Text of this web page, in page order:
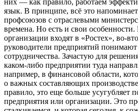
них — как правило, работаем
язык. В принципе, всё это
профсоюзов с отраслевыми
времена. Но есть и свои
организации входят в «Ростех», во-
руководители предприятий понимают
сотрудничества. Зачастую для
каком-либо предприятии туда
например, в финансовой области,
о важных составляющих
правило, это еще больше усугубляет
предприятия или организации. Это